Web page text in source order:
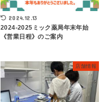
2024.12.13
2024-2025ミック薬局年末年始
《営業日程》のご案内
店舗情報